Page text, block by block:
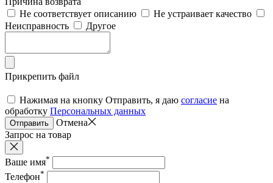
Не соответствует описанию
Не устраивает качество
Неисправность
Другое
Прикрепить файл
Нажимая на кнопку Отправить, я даю согласие на
обработку Персональных данных
Отправить
Отмена
Запрос на товар
Ваше имя*
Телефон*